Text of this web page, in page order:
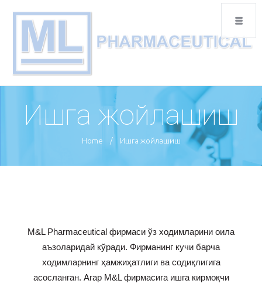
Ишга жойлашиш
Home / Ишга жойлашиш
M&L Pharmaceutical фирмаси ўз ходимларини оила
аъзоларидай кўради. Фирманинг кучи барча
ходимларнинг ҳамжиҳатлиги ва содиқлигига
асосланган. Агар M&L фирмасига ишга кирмоқчи